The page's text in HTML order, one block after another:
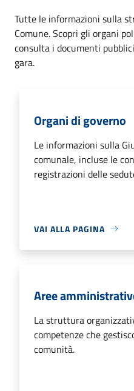
Tutte le informazioni sulla
Comune. Scopri gli organi
consulta i documenti
gara.
Organi di governo
Le informazioni sulla
comunale, incluse le
registrazioni delle
VAI ALLA PAGINA
Aree
La struttura
competenze che
comunità.